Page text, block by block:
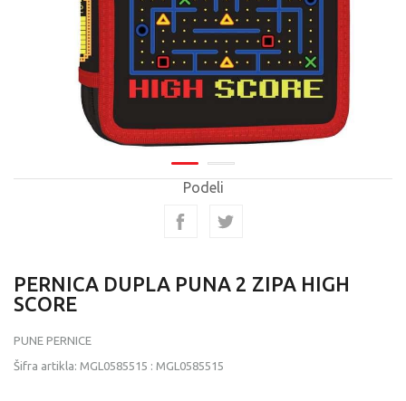
Podeli
PERNICA DUPLA PUNA 2 ZIPA HIGH
SCORE
PUNE PERNICE
Šifra artikla: MGL0585515 : MGL0585515